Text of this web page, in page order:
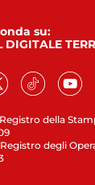
della
degli
su: